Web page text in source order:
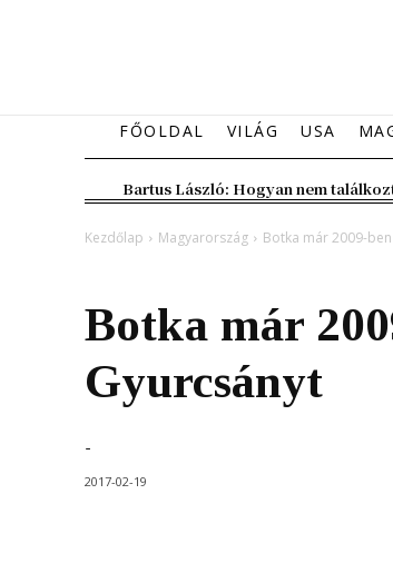
FŐOLDAL VILÁG USA
Bartus László: Hogyan nem
Kezdőlap Magyarország Botka már 2009-
Botka már
Gyurcsányt
-
2017-02-19